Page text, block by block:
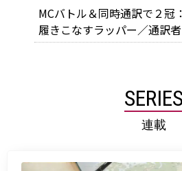
MCバトル＆同時通訳で２冠
履きこなすラッパー／通訳
SERIES
連載